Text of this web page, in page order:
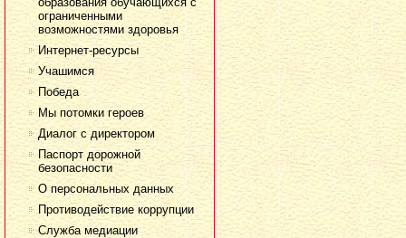
ограниченными
возможностями здоровья
Интернет-ресурсы
Учашимся
Победа
Мы потомки героев
Диалог с директором
Паспорт дорожной
безопасности
О персональных данных
Противодействие коррупции
Служба медиации